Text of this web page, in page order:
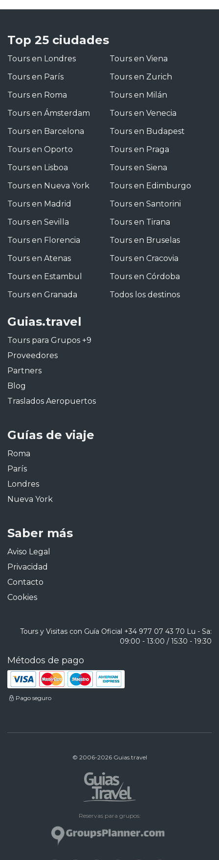
Top 25 ciudades
Tours en Londres
Tours en París
Tours en Roma
Tours en Ámsterdam
Tours en Barcelona
Tours en Oporto
Tours en Lisboa
Tours en Nueva York
Tours en Madrid
Tours en Sevilla
Tours en Florencia
Tours en Atenas
Tours en Estambul
Tours en Granada
Tours en Viena
Tours en Zurich
Tours en Milán
Tours en Venecia
Tours en Budapest
Tours en Praga
Tours en Siena
Tours en Edimburgo
Tours en Santorini
Tours en Tirana
Tours en Bruselas
Tours en Cracovia
Tours en Córdoba
Todos los destinos
Guias.travel
Tours para Grupos +9
Proveedores
Partners
Blog
Traslados Aeropuertos
Guías de viaje
Roma
París
Londres
Nueva York
Saber más
Aviso Legal
Privacidad
Contacto
Cookies
Tours y Visitas con Guía Oficial +34 977 07 43 70 Lu - Sa:
09:00 - 13:00 / 15:30 - 19:30
Métodos de pago
Pago seguro
© 2006-2026 Guias.travel
Reservas para grupos: